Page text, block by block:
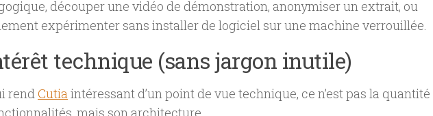
découper une vidéo de démonstration, anonymiser un extrait, ou
expérimenter sans installer de logiciel sur une machine verrouillée.
technique (sans jargon inutile)
rendCutiaintéressant d’un point de vue technique, ce n’est pas la quantité